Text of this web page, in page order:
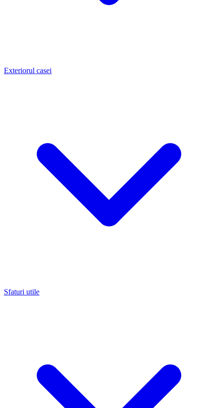
Exteriorul casei
Sfaturi utile